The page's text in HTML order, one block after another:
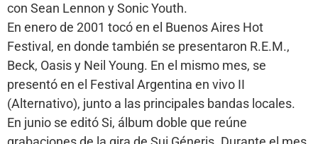
con Sean Lennon y Sonic Youth.
En enero de 2001 tocó en el Buenos Aires Hot
Festival, en donde también se presentaron R.E.M.,
Beck, Oasis y Neil Young. En el mismo mes, se
presentó en el Festival Argentina en vivo II
(Alternativo), junto a las principales bandas locales.
En junio se editó Si, álbum doble que reúne